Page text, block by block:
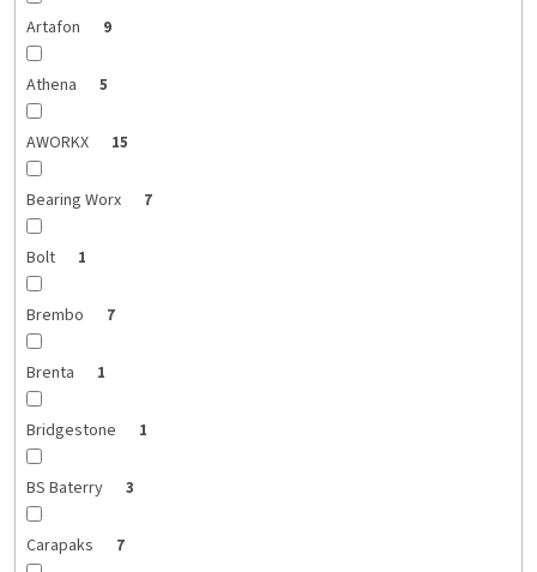
Artafon 9
Athena 5
AWORKX 15
Bearing Worx 7
Bolt 1
Brembo 7
Brenta 1
Bridgestone 1
BS Baterry 3
Carapaks 7